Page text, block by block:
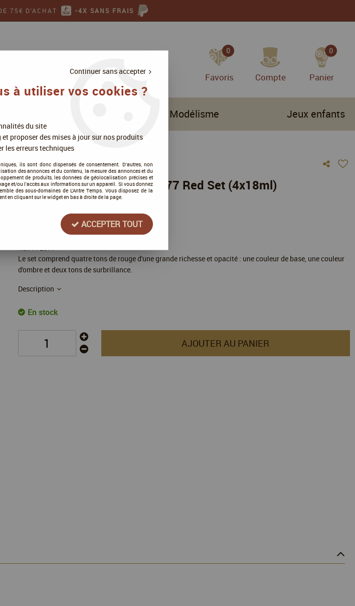
75€ D'ACHAT •4X SANS FRAIS
0
Favoris Compte
0
Panier
Modélisme Jeux enfants
(4x18ml)
Vallejo Game Color Set 72377 Red Set (4x18ml)
1Avis Donnez votre avis
€ TTC
Réf. :72377
Le set comprend quatre tons de rouge d'une grande richesse et opacité : une couleur de base, une couleur
d'ombre et deux tons de surbrillance.
Description
En stock
AJOUTER AU PANIER
Continuer sans accepter
à utiliser vos cookies ?
du site
proposer des mises à jour sur nos produits
les erreurs techniques
ils sont donc dispensés de consentement. D'autres, non
des annonces et du contenu, la mesure des annonces et du
de produits, les données de géolocalisation précises et
et/ou l'accès aux informations sur un appareil. Si vous donnez
des sous-domaines de L'Antre Temps. Vous disposez de la
en cliquant sur le widget en bas à droite de la page.
ACCEPTER TOUT